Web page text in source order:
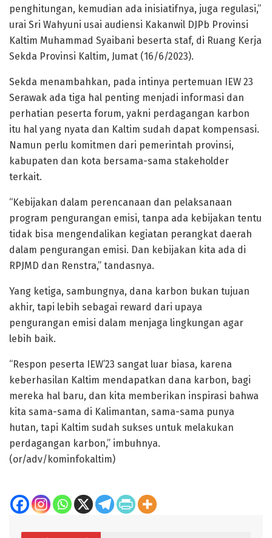
penghitungan, kemudian ada inisiatifnya, juga regulasi,”
urai Sri Wahyuni usai audiensi Kakanwil DJPb Provinsi
Kaltim Muhammad Syaibani beserta staf, di Ruang Kerja
Sekda Provinsi Kaltim, Jumat (16/6/2023).
Sekda menambahkan, pada intinya pertemuan IEW 23
Serawak ada tiga hal penting menjadi informasi dan
perhatian peserta forum, yakni perdagangan karbon
itu hal yang nyata dan Kaltim sudah dapat kompensasi.
Namun perlu komitmen dari pemerintah provinsi,
kabupaten dan kota bersama-sama stakeholder
terkait.
“Kebijakan dalam perencanaan dan pelaksanaan
program pengurangan emisi, tanpa ada kebijakan tentu
tidak bisa mengendalikan kegiatan perangkat daerah
dalam pengurangan emisi. Dan kebijakan kita ada di
RPJMD dan Renstra,” tandasnya.
Yang ketiga, sambungnya, dana karbon bukan tujuan
akhir, tapi lebih sebagai reward dari upaya
pengurangan emisi dalam menjaga lingkungan agar
lebih baik.
“Respon peserta IEW’23 sangat luar biasa, karena
keberhasilan Kaltim mendapatkan dana karbon, bagi
mereka hal baru, dan kita memberikan inspirasi bahwa
kita sama-sama di Kalimantan, sama-sama punya
hutan, tapi Kaltim sudah sukses untuk melakukan
perdagangan karbon,” imbuhnya.
(or/adv/kominfokaltim)